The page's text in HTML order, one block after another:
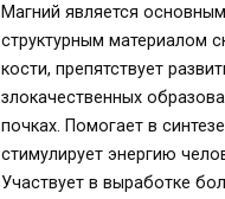
Магний является основным
структурным материалом
кости, препятствует
злокачественных
почках. Помогает в
стимулирует энергию
Участвует в выработке